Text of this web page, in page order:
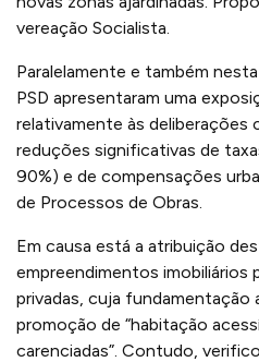
vereação Socialista.
Paralelamente e também
PSD apresentaram uma
relativamente às deliberações
reduções significativas de
90%) e de compensações
de Processos de Obras.
Em causa está a atribuição
empreendimentos imobiliários
privadas, cuja fundamentação
promoção de “habitação
carenciadas”. Contudo,